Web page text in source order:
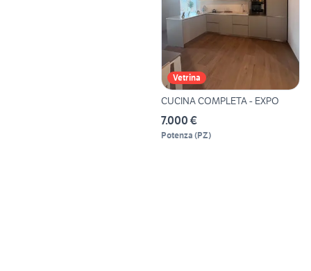
Vetrina
CUCINA COMPLETA - EXPO
7.000 €
Potenza (PZ)